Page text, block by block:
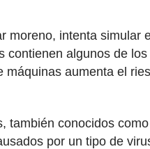
moreno, intenta simular
contienen algunos de
máquinas aumenta el
también conocidos
por un tipo de